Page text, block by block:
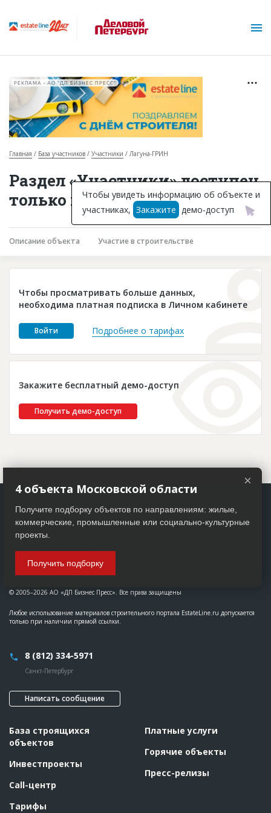
Горячие объекты
База строящихся объектов
Инвестпроекты
Глоссарий
Платные услуги
Пресс-релизы
РЕКЛАМА • АО "ДП БИЗНЕС ПРЕСС"
Главная База участников Участники Лагуна-ГРИН
Раздел «Участники» доступен
только подписчикам
Описание объекта Участие в строительстве
Чтобы просматривать больше данных,
необходима платная подписка в Личном кабинете
Войти Подробнее о тарифах
Закажите бесплатный демо-доступ
Получить демо-доступ
Чтобы увидеть информацию об объекте и
участниках, Закажите демо-доступ
© 2005–2026 АО «ДП Бизнес Пресс». Все права защищены
Любое использование материалов строительного портала EstateLine.ru допускается
только при наличии прямой ссылки.
8 (812) 334-5971
Санкт-Петербург
Написать сообщение
База строящихся
объектов
Инвестпроекты
Call-центр
Тарифы
Платные услуги
Горячие объекты
Пресс-релизы
×
4 объекта Московской области
Получите подборку объектов по направлениям: жилые,
коммерческие, промышленные или социально-культурные
проекты.
Получить подборку